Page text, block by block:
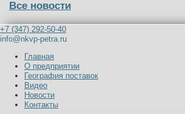
Все новости
+7 (347) 292-50-40
info@nkvp-petra.ru
Главная
О предприятии
География поставок
Видео
Новости
Контакты